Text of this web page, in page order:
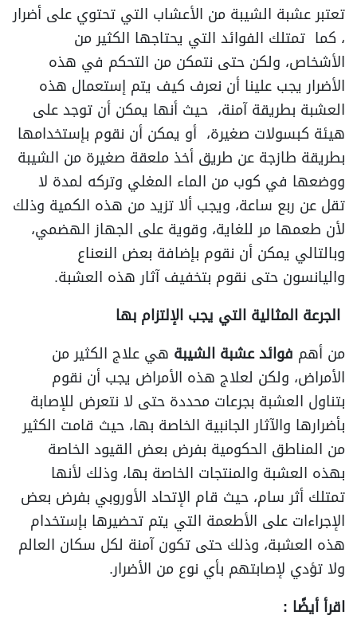
تعتبر عشبة الشيبة من الأعشاب التي تحتوي على أضرار
، كما تمتلك الفوائد التي يحتاجها الكثير من
الأشخاص، ولكن حتى نتمكن من التحكم في هذه
الأضرار يجب علينا أن نعرف كيف يتم إستعمال هذه
العشبة بطريقة آمنة، حيث أنها يمكن أن توجد على
هيئة كبسولات صغيرة، أو يمكن أن نقوم بإستخدامها
بطريقة طازجة عن طريق أخذ ملعقة صغيرة من الشيبة
ووضعها في كوب من الماء المغلي وتركه لمدة لا
تقل عن ربع ساعة، ويجب ألا تزيد من هذه الكمية وذلك
لأن طعمها مر للغاية، وقوية على الجهاز الهضمي،
وبالتالي يمكن أن نقوم بإضافة بعض النعناع
واليانسون حتى نقوم بتخفيف آثار هذه العشبة.
الجرعة المثالية التي يجب الإلتزام بها
من أهم فوائد عشبة الشيبة هي علاج الكثير من
الأمراض، ولكن لعلاج هذه الأمراض يجب أن نقوم
بتناول العشبة بجرعات محددة حتى لا نتعرض للإصابة
بأضرارها والآثار الجانبية الخاصة بها، حيث قامت الكثير
من المناطق الحكومية بفرض بعض القيود الخاصة
بهذه العشبة والمنتجات الخاصة بها، وذلك لأنها
تمتلك أثر سام، حيث قام الإتحاد الأوروبي بفرض بعض
الإجراءات على الأطعمة التي يتم تحضيرها بإستخدام
هذه العشبة، وذلك حتى تكون آمنة لكل سكان العالم
ولا تؤدي لإصابتهم بأي نوع من الأضرار.
اقرأ أيضًا :